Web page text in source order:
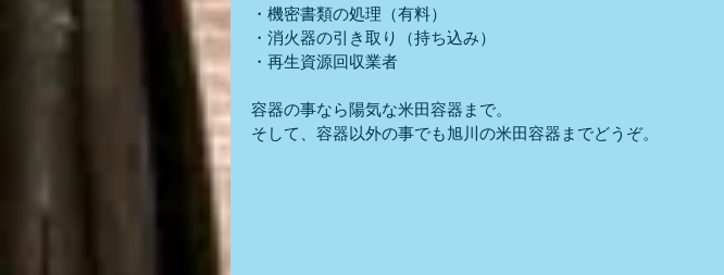
・機密書類の処理（有料）
・消火器の引き取り（持ち込み）
・再生資源回収業者
容器の事なら陽気な米田容器まで。
そして、容器以外の事でも旭川の米田容器までどうぞ。